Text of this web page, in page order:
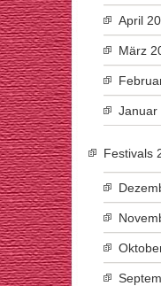
April
März
Januar
Festivals